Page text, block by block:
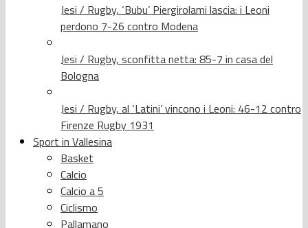
Jesi / Rugby, ‘Bubu’ Piergirolami lascia: i Leoni
perdono 7-26 contro Modena
Jesi / Rugby, sconfitta netta: 85-7 in casa del
Bologna
Jesi / Rugby, al ‘Latini’ vincono i Leoni: 46-12 contro
Firenze Rugby 1931
Sport in Vallesina
Basket
Calcio
Calcio a 5
Ciclismo
Pallamano